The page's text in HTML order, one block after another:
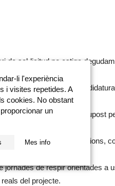
sol·licitud no estiga
de la seus
sol·licitants. El pressupost
viatges o excursions,
de respir orientades a
del projecte.
li l'experiència
i visites repetides. A
cookies. No obstant
un
Mes info